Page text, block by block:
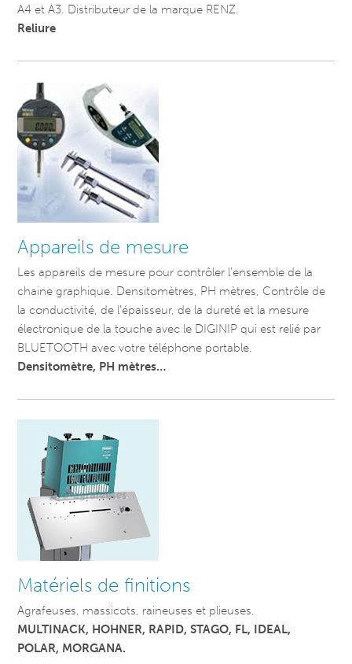
A4 et A3. Distributeur de la marque RENZ.
Reliure
Appareils de mesure
Les appareils de mesure pour contrôler l’ensemble de la
chaine graphique. Densitomètres, PH mètres, Contrôle de
la conductivité, de l’épaisseur, de la dureté et la mesure
électronique de la touche avec le DIGINIP qui est relié par
BLUETOOTH avec votre téléphone portable.
Densitomètre, PH mètres…
Matériels de finitions
Agrafeuses, massicots, raineuses et plieuses.
MULTINACK, HOHNER, RAPID, STAGO, FL, IDEAL,
POLAR, MORGANA.